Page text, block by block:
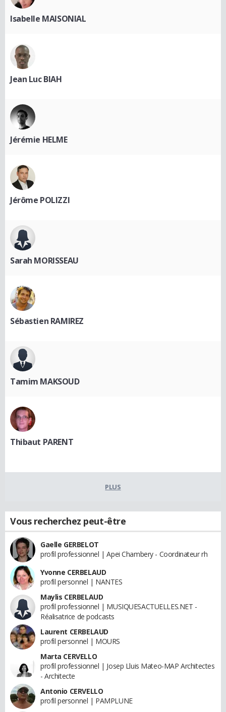
Isabelle MAISONIAL
Jean Luc BIAH
Jérémie HELME
Jérôme POLIZZI
Sarah MORISSEAU
Sébastien RAMIREZ
Tamim MAKSOUD
Thibaut PARENT
PLUS
Vous recherchez peut-être
Gaelle GERBELOT
profil professionnel | Apei Chambery - Coordinateur rh
Yvonne CERBELAUD
profil personnel | NANTES
Maylis CERBELAUD
profil professionnel | MUSIQUESACTUELLES.NET -
Réalisatrice de podcasts
Laurent CERBELAUD
profil personnel | MOURS
Marta CERVELLO
profil professionnel | Josep Lluis Mateo-MAP Architectes
- Architecte
Antonio CERVELLO
profil personnel | PAMPLUNE